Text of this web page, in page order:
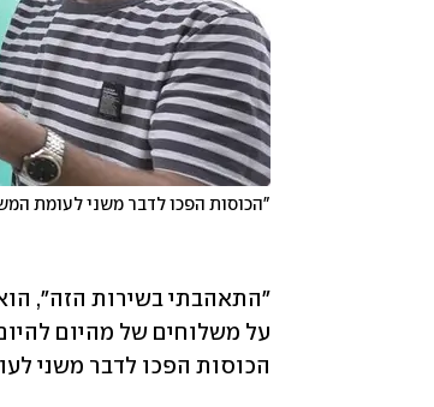
"הכוסות הפכו לדבר משני לעומת
הכוסות הפכו לדבר משני